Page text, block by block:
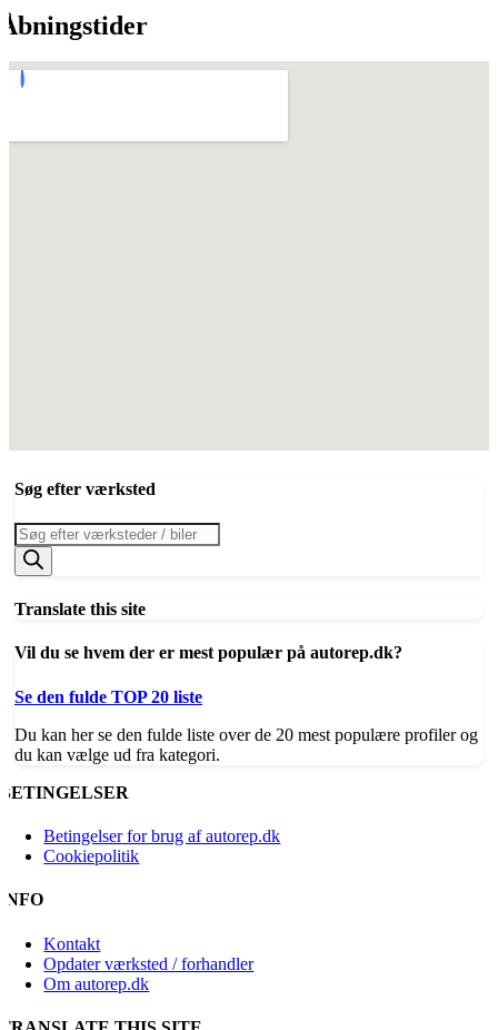
Søg efter værksted
Products
search
Translate this site
Vil du se hvem der er mest populær på autorep.dk?
Se den fulde TOP 20 liste
Du kan her se den fulde liste over de 20 mest populære profiler og
du kan vælge ud fra kategori.
BETINGELSER
Betingelser for brug af autorep.dk
Cookiepolitik
INFO
Kontakt
Opdater værksted / forhandler
Om autorep.dk